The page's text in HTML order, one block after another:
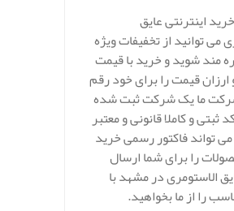
اینترنتی عایق
می توانید از تخفیفات ویژه
مند شوید و خرید با قیمت
قیمت را برای خود رقم
ما یک شرکت ثبت شده
ثبتی و کاملا قانونی و معتبر
تواند فاکتور رسمی خرید
را برای شما ارسال
الاستومری در مشهد با
را از ما بخواهید.